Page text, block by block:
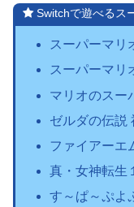
Switchで遊べるス
スーパーマリ
スーパーマリ
マリオのスー
ゼルダの伝説
ファイアーエ
真・女神転生
す～ぱ～ぷよ